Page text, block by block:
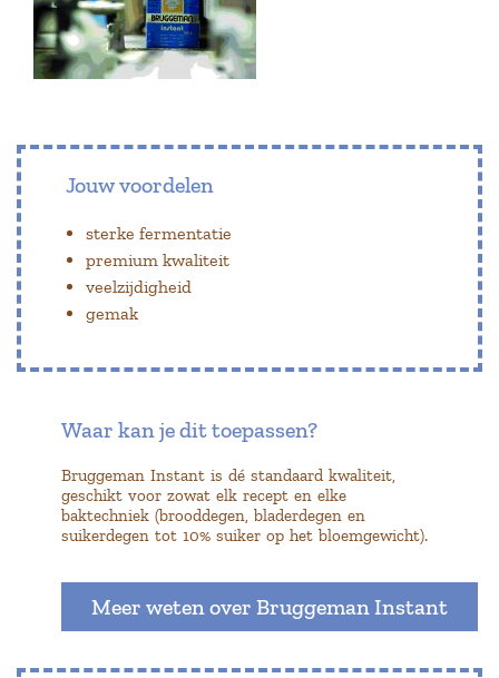
Jouw voordelen
sterke fermentatie
premium kwaliteit
veelzijdigheid
gemak
Waar kan je dit toepassen?
Bruggeman Instant is dé standaard kwaliteit,
geschikt voor zowat elk recept en elke
baktechniek (brooddegen, bladerdegen en
suikerdegen tot 10% suiker op het bloemgewicht).
Meer weten over Bruggeman Instant